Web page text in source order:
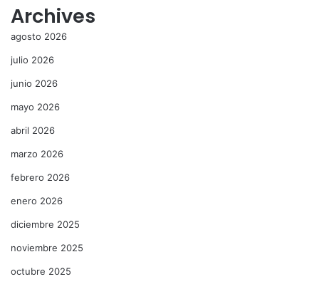
Archives
agosto 2026
julio 2026
junio 2026
mayo 2026
abril 2026
marzo 2026
febrero 2026
enero 2026
diciembre 2025
noviembre 2025
octubre 2025